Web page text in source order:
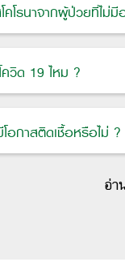
คโรนาจากผู้ป่วยที่ไม่มี
ควิด 19 ไหม ?
กาสติดเชื้อหรือไม่ ?
อ่า